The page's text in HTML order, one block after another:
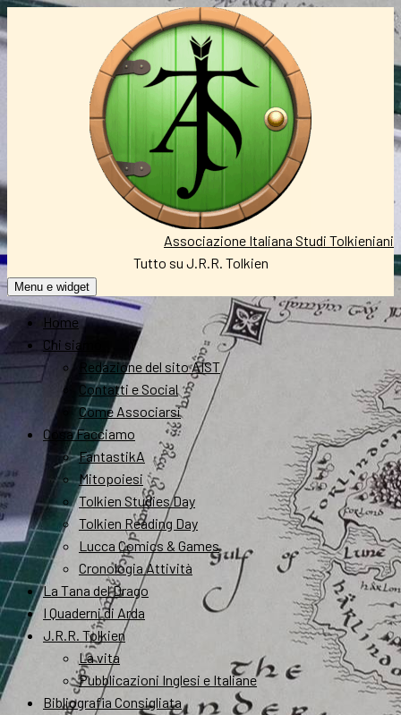
Vai
al
Associazione Italiana Studi Tolkieniani
Tutto su J.R.R. Tolkien
Menu e widget
Home
Chi siamo
Redazione del sito AIST
Contatti e Social
Come Associarsi
Cosa Facciamo
FantastikA
Mitopoiesi
Tolkien Studies Day
Tolkien Reading Day
Lucca Comics & Games
Cronologia Attività
La Tana del Drago
I Quaderni di Arda
J.R.R. Tolkien
La vita
Pubblicazioni Inglesi e Italiane
Bibliografia Consigliata